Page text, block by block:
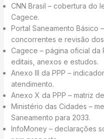
CNN Brasil – cobertura do
Cagece.
Portal Saneamento Básico
concorrentes e revisão
Cagece – página oficial da
editais, anexos e estudos.
Anexo III da PPP –
atendimento.
Anexo X da PPP – matriz
Ministério das Cidades –
Saneamento para 2033.
InfoMoney – declarações